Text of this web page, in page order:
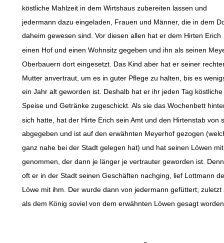
köstliche Mahlzeit in dem Wirtshaus zubereiten lassen und
jedermann dazu eingeladen, Frauen und Männer, die in dem
daheim gewesen sind. Vor diesen allen hat er dem Hirten Erich
einen Hof und einen Wohnsitz gegeben und ihn als seinen
Oberbauern dort eingesetzt. Das Kind aber hat er seiner
Mutter anvertraut, um es in guter Pflege zu halten, bis es
ein Jahr alt geworden ist. Deshalb hat er ihr jeden Tag köstliche
Speise und Getränke zugeschickt. Als sie das Wochenbett
sich hatte, hat der Hirte Erich sein Amt und den Hirtenstab von
abgegeben und ist auf den erwähnten Meyerhof gezogen
ganz nahe bei der Stadt gelegen hat) und hat seinen Löwen
genommen, der dann je länger je vertrauter geworden ist.
oft er in der Stadt seinen Geschäften nachging, lief Lottmann
Löwe mit ihm. Der wurde dann von jedermann gefüttert; zuletzt
als dem König soviel von dem erwähnten Löwen gesagt